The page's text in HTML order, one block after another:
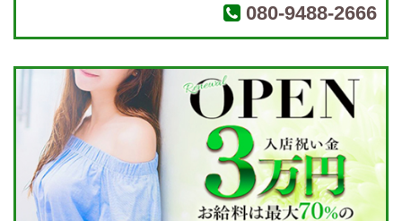
080-9488-2666